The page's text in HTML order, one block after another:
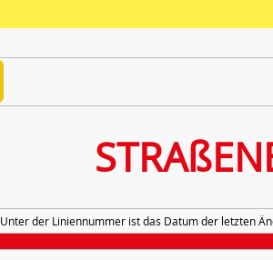
Unter der Liniennummer ist das Datum der letzten